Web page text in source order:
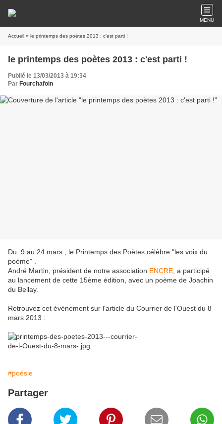
MENU
Accueil » le printemps des poètes 2013 : c'est parti !
le printemps des poètes 2013 : c'est parti !
Publié le 13/03/2013 à 19:34
Par Fourchafoin
Du 9 au 24 mars , le Printemps des Poètes célèbre "les voix du
poème" .
André Martin, président de notre association ENCRE , a participé
au lancement de cette 15ème édition, avec un poème de Joachin
du Bellay.
Retrouvez cet évènement sur l'article du Courrier de l'Ouest du 8
mars 2013 :
#poésie
Partager